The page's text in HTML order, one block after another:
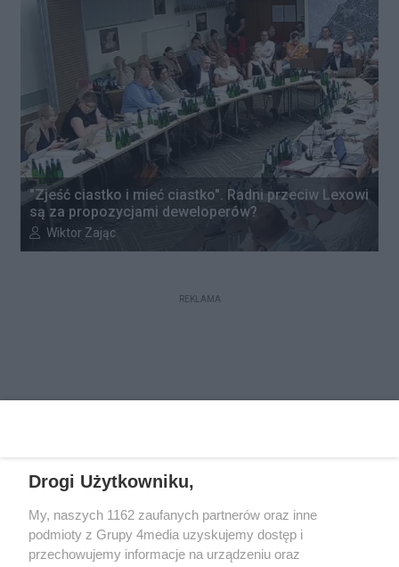
"Zjeść ciastko i mieć ciastko". Radni przeciw Lexowi
są za propozycjami deweloperów?
Autor artykułu:
Wiktor Zając
REKLAMA
Drogi Użytkowniku,
My, naszych 1162 zaufanych partnerów oraz inne
podmioty z Grupy 4media uzyskujemy dostęp i
przechowujemy informacje na urządzeniu oraz